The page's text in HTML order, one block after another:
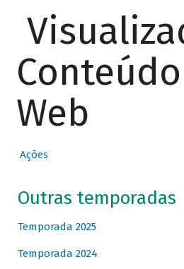
Web
Ações
Outras temporadas
Temporada 2025
Temporada 2024